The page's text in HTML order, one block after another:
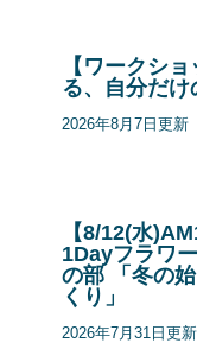
【ワークシ
る、自分だけ
2026年8月7日更新
【8/12(水
1Dayフラワ
の部 「冬の
くり」
2026年7月31日更新